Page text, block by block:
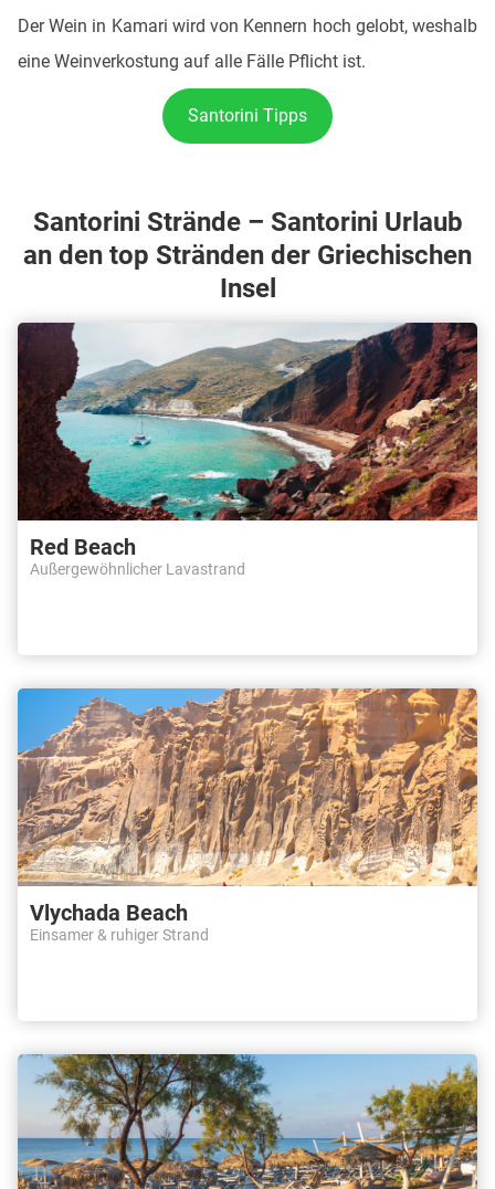
Der Wein in Kamari wird von Kennern hoch gelobt, weshalb
eine Weinverkostung auf alle Fälle Pflicht ist.
Santorini Tipps
Santorini Strände – Santorini Urlaub
an den top Stränden der Griechischen
Insel
Red Beach
Außergewöhnlicher Lavastrand
Vlychada Beach
Einsamer & ruhiger Strand